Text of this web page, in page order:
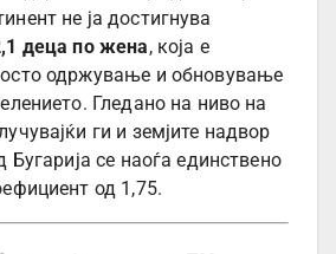
не ја достигнува
деца по жена, која е
одржување и обновување
Гледано на ниво на
ги и земјите надвор
Бугарија се наоѓа единствено
од 1,75.